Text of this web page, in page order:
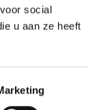
social
u aan ze heeft
waar een